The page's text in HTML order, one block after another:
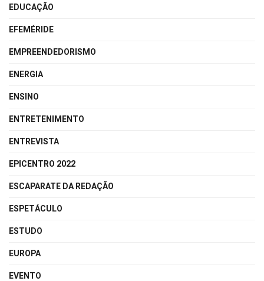
EDUCAÇÃO
EFEMÉRIDE
EMPREENDEDORISMO
ENERGIA
ENSINO
ENTRETENIMENTO
ENTREVISTA
EPICENTRO 2022
ESCAPARATE DA REDAÇÃO
ESPETÁCULO
ESTUDO
EUROPA
EVENTO